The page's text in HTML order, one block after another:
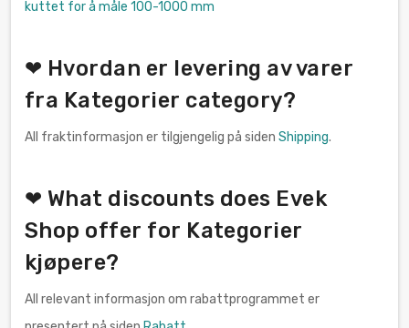
kuttet for å måle 100-1000 mm
❤ Hvordan er levering av varer
fra Kategorier category?
All fraktinformasjon er tilgjengelig på siden Shipping.
❤ What discounts does Evek
Shop offer for Kategorier
kjøpere?
All relevant informasjon om rabattprogrammet er